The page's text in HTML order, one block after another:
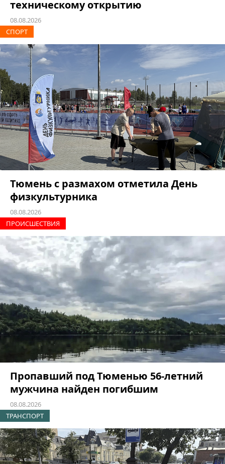
техническому открытию
08.08.2026
СПОРТ
Тюмень с размахом отметила День
физкультурника
08.08.2026
ПРОИCШЕСТВИЯ
Пропавший под Тюменью 56-летний
мужчина найден погибшим
08.08.2026
ТРАНСПОРТ